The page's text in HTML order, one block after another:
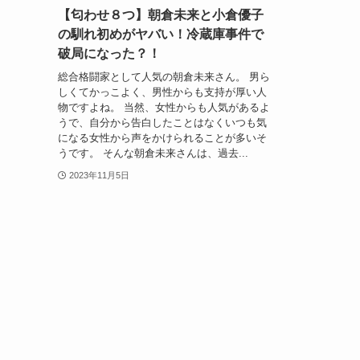
【匂わせ８つ】朝倉未来と小倉優子
の馴れ初めがヤバい！冷蔵庫事件で
破局になった？！
総合格闘家として人気の朝倉未来さん。 男ら
しくてかっこよく、男性からも支持が厚い人
物ですよね。 当然、女性からも人気があるよ
うで、自分から告白したことはなくいつも気
になる女性から声をかけられることが多いそ
うです。 そんな朝倉未来さんは、過去...
2023年11月5日